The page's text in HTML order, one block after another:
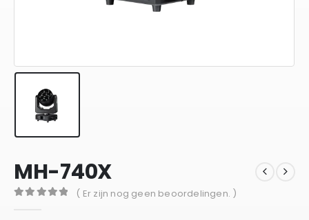
MH-740X
( Er zijn nog geen beoordelingen. )